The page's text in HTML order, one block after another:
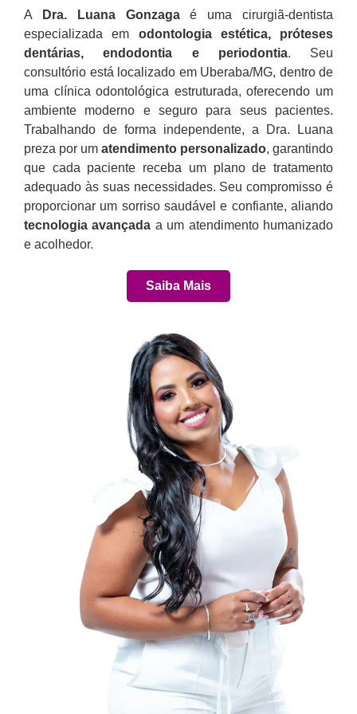
A Dra. Luana Gonzagaé uma cirurgiã-dentista
especializada em odontologia estética, próteses
dentárias, endodontia e periodontia. Seu
consultório está localizado em Uberaba/MG, dentro de
uma clínica odontológica estruturada, oferecendo um
ambiente moderno e seguro para seus pacientes.
Trabalhando de forma independente, a Dra. Luana
preza por um atendimento personalizado, garantindo
que cada paciente receba um plano de tratamento
adequado às suas necessidades. Seu compromisso é
proporcionar um sorriso saudável e confiante, aliando
tecnologia avançada a um atendimento humanizado
e acolhedor.
Saiba Mais